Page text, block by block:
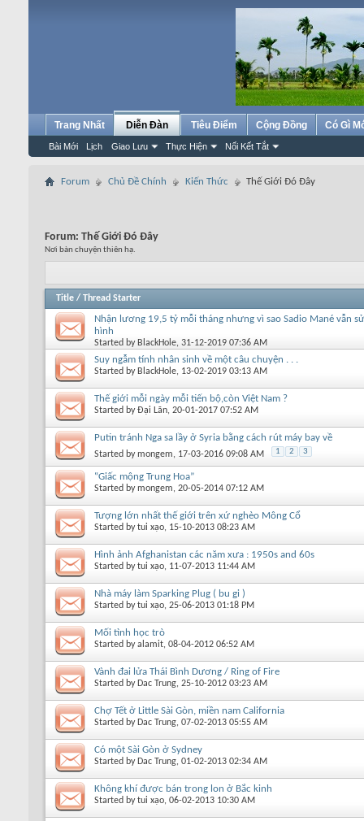
Trang Nhất Diễn Đàn
Bài Mới Lịch Giao Lưu Thực Hiện Nối Kết Tắt
Tiêu Điểm Cộng Đồng Có Gì
Forum Chủ Đề Chính Kiến Thức Thế Giới Đó Đây
Forum: Thế Giới Đó Đây
Nơi bàn chuyện thiên hạ.
Title / Thread Starter
Nhận lương 19,5 tỷ mỗi tháng nhưng vì sao Sadio Mané vẫn
hình
Started by BlackHole, 31-12-2019 07:36 AM
Suy ngẫm tính nhân sinh về một câu chuyện . . .
Started by BlackHole, 13-02-2019 03:13 AM
Thế giới mỗi ngày mỗi tiến bộ,còn Việt Nam ?
Started byĐại Lãn, 20-01-2017 07:52 AM
Putin tránh Nga sa lầy ở Syria bằng cách rút máy bay về
Started bymongem, 17-03-2016 09:08 AM 1 2 3
‟Giấc mộng Trung Hoa”
Started bymongem, 20-05-2014 07:12 AM
Tượng lớn nhất thế giới trên xứ nghèo Mông Cổ
Started bytui xạo, 15-10-2013 08:23 AM
Hình ảnh Afghanistan các năm xưa : 1950s and 60s
Started bytui xạo, 11-07-2013 11:44 AM
Nhà máy làm Sparking Plug ( bu gi )
Started bytui xạo, 25-06-2013 01:18 PM
Mối tình học trò
Started byalamit, 08-04-2012 06:52 AM
Vành đai lửa Thái Bình Dương / Ring of Fire
Started by Dac Trung, 25-10-2012 03:23 AM
Chợ Tết ở Little Sài Gòn, miền nam California
Started by Dac Trung, 07-02-2013 05:55 AM
Có một Sài Gòn ở Sydney
Started by Dac Trung, 01-02-2013 02:34 AM
Không khí được bán trong lon ở Bắc kinh
Started bytui xạo, 06-02-2013 10:30 AM